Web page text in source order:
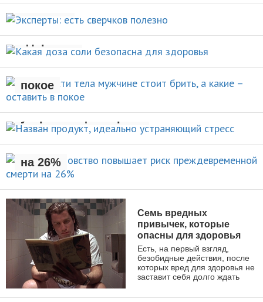
НОВОСТИ
полезно
НОВОСТИ
Какая доза соли безопасна для
здоровья
НОВОСТИ
Какие части тела мужчине стоит
брить, а какие – оставить в
покое
УХОД ЗА СОБОЙ
Назван продукт, идеально
устраняющий стресс
НОВОСТИ
Раннее отцовство повышает
риск преждевременной смерти
на 26%
НОВОСТИ
ЗДОРОВЫЙ ОБРАЗ ЖИЗНИ
Семь вредных
привычек, которые
опасны для здоровья
Есть, на первый взгляд,
безобидные действия, после
которых вред для здоровья не
заставит себя долго ждать